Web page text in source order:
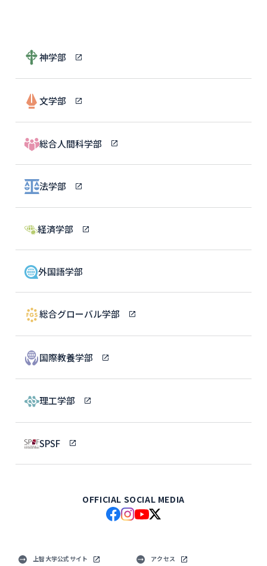
神学部
文学部
総合人間科学部
法学部
経済学部
外国語学部
総合グローバル学部
国際教養学部
理工学部
SPSF
OFFICIAL SOCIAL MEDIA
上智大学公式サイト アクセス